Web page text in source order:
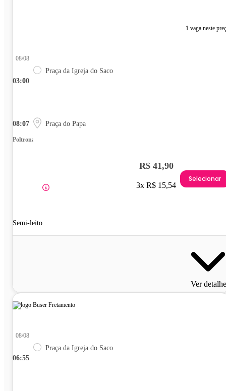
1 vaga neste
03:00
08/08
Praça da Igreja do Saco
08:07 Praça do Papa
Poltrona
Semi-leito
R$ 41,90
3x R$ 15,54
Selecionar
Ver
06:55
08/08
Praça da Igreja do Saco